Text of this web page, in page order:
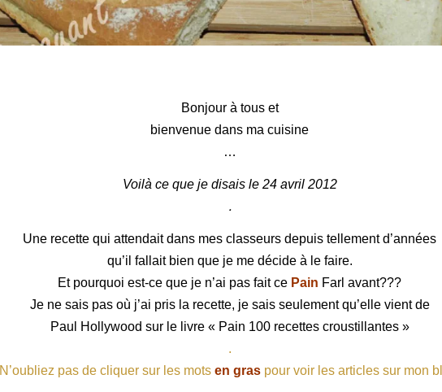
Bonjour à tous et
bienvenue dans ma cuisine
…
Voilà ce que je disais le 24 avril 2012
.
Une recette qui attendait dans mes classeurs depuis tellement d’années
qu’il fallait bien que je me décide à le faire.
Et pourquoi est-ce que je n’ai pas fait ce Pain Farl avant???
Je ne sais pas où j’ai pris la recette, je sais seulement qu’elle vient de
Paul Hollywood sur le livre « Pain 100 recettes croustillantes »
.
N’oubliez pas de cliquer sur les mots en graspour voir les articles sur mon